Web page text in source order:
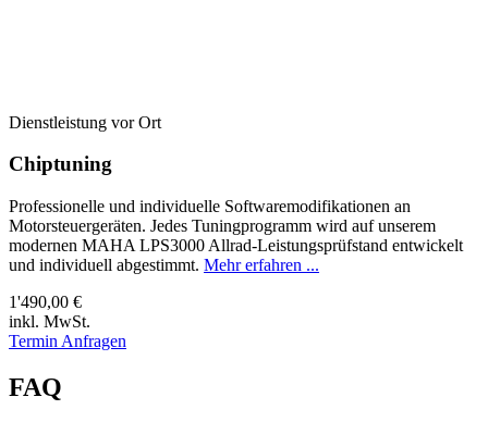
Dienstleistung vor Ort
Chiptuning
Professionelle und individuelle Softwaremodifikationen an
Motorsteuergeräten. Jedes Tuningprogramm wird auf unserem
modernen MAHA LPS3000 Allrad-Leistungsprüfstand entwickelt
und individuell abgestimmt. Mehr erfahren ...
1'490,00 €
inkl. MwSt.
Termin Anfragen
FAQ